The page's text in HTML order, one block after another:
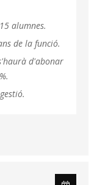
alumnes.
de la funció.
d'abonar